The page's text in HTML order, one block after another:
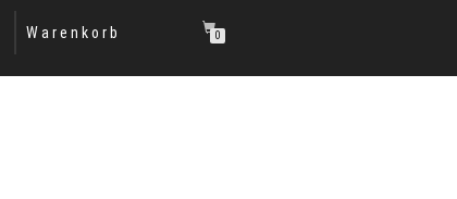
Warenkorb 0